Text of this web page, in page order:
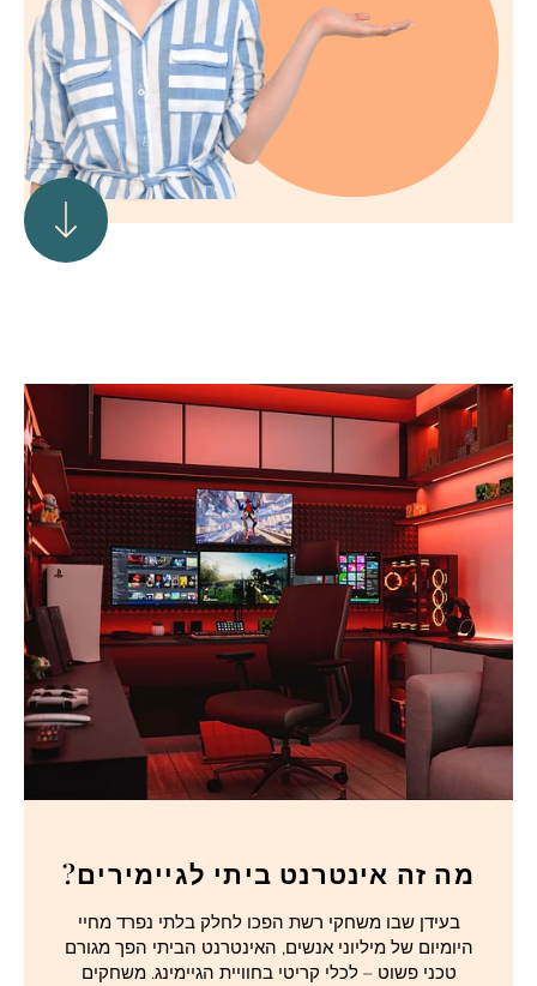
מה זה אינטרנט ביתי לגיימירים?
בעידן שבו משחקי רשת הפכו לחלק בלתי נפרד מחיי
היומיום של מיליוני אנשים, האינטרנט הביתי הפך מגורם
טכני פשוט – לכלי קריטי בחוויית הגיימינג. משחקים